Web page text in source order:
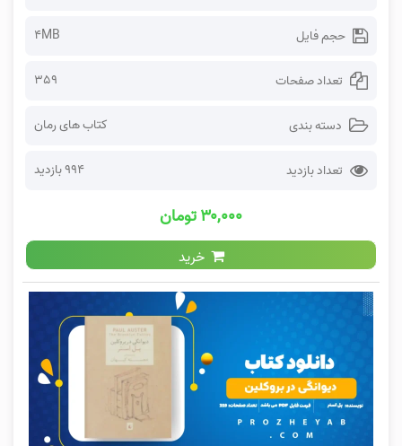
حجم فایل 4MB
تعداد صفحات 359
دسته بندی کتاب های رمان
تعداد بازدید 994 بازدید
۳۰,۰۰۰ تومان
خرید